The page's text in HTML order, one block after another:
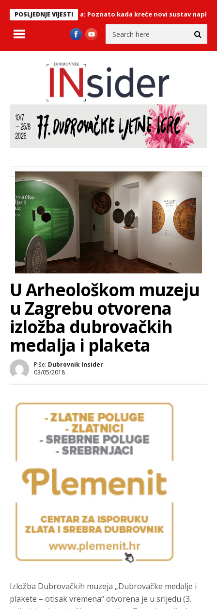
POSLJEDNJE VIJESTI
autocestama: Poznato kada kreće novi sustav naplate
U Arheološkom muzeju
u Zagrebu otvorena
izložba dubrovačkih
medalja i plaketa
Piše: Dubrovnik Insider
03/05/2018
Izložba Dubrovačkih muzeja „Dubrovačke medalje i
plakete – otisak vremena“ otvorena je u srijedu (3.